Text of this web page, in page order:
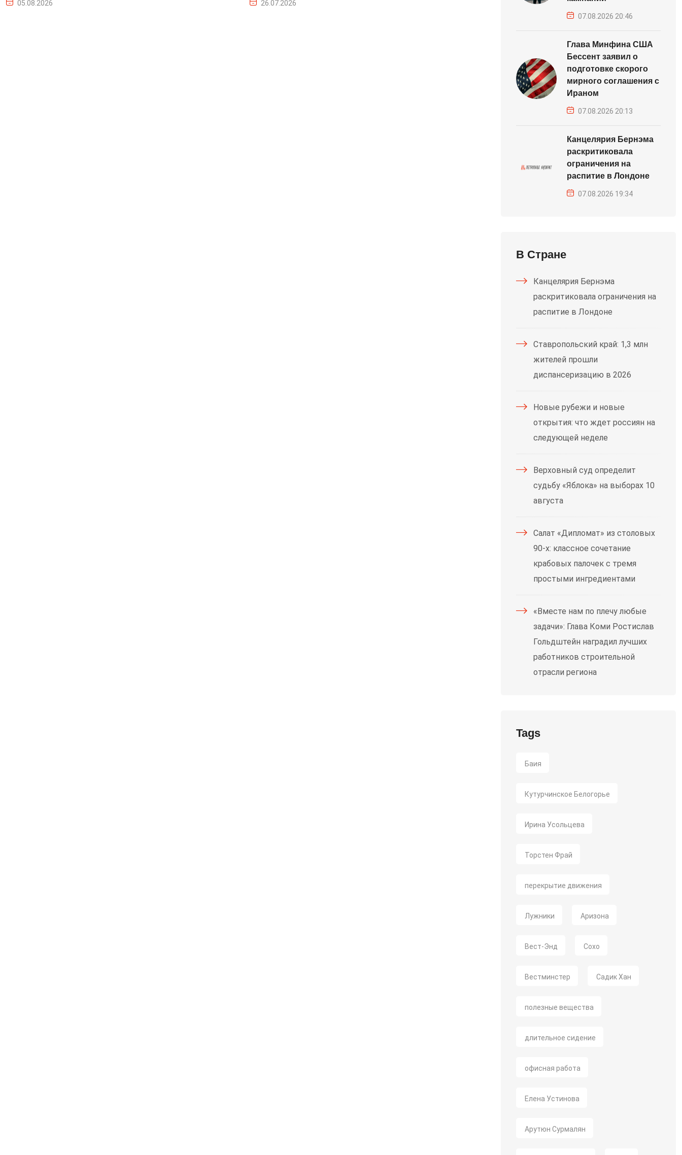
05.08.2026 26.07.2026
07.08.2026 20:46
Глава Минфина США
Бессент заявил о
подготовке скорого
мирного соглашения с
Ираном
07.08.2026 20:13
Канцелярия Бернэма
раскритиковала
ограничения на
распитие в Лондоне
07.08.2026 19:34
В Стране
Канцелярия Бернэма
раскритиковала ограничения на
распитие в Лондоне
Ставропольский край: 1,3 млн
жителей прошли
диспансеризацию в 2026
Новые рубежи и новые
открытия: что ждет россиян на
следующей неделе
Верховный суд определит
судьбу «Яблока» на выборах 10
августа
Салат «Дипломат» из столовых
90-х: классное сочетание
крабовых палочек с тремя
простыми ингредиентами
«Вместе нам по плечу любые
задачи»: Глава Коми Ростислав
Гольдштейн наградил лучших
работников строительной
отрасли региона
Tags
Баия
Кутурчинское Белогорье
Ирина Усольцева
Торстен Фрай
перекрытие движения
Лужники Аризона
Вест-Энд Сохо
Вестминстер Садик Хан
полезные вещества
длительное сидение
офисная работа
Елена Устинова
Арутюн Сурмалян